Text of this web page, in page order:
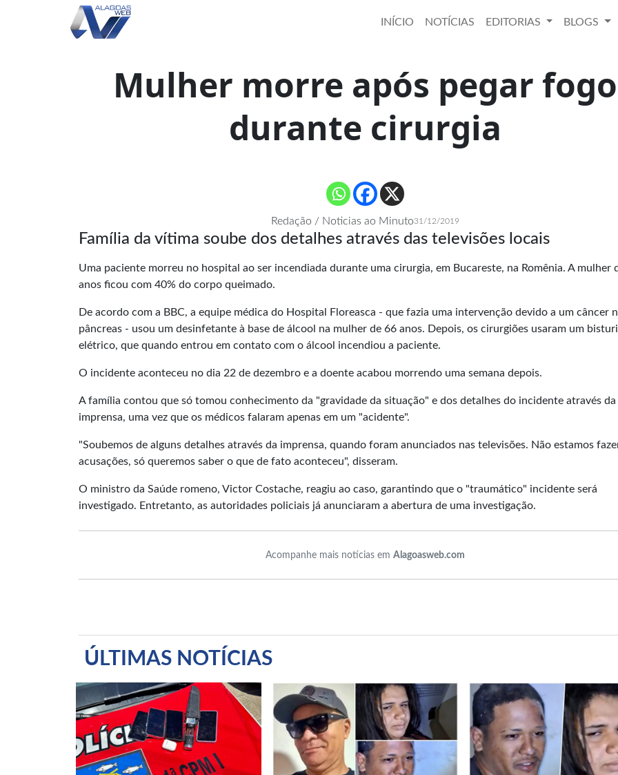
INÍCIO NOTÍCIAS EDITORIAS BLOGS
Mulher morre após pegar fogo
durante cirurgia
Redação / Noticias ao Minuto31/12/2019
Família da vítima soube dos detalhes através das televisões locais
Uma paciente morreu no hospital ao ser incendiada durante uma cirurgia, em Bucareste, na Romênia. A mulher
anos ficou com 40% do corpo queimado.
De acordo com a BBC, a equipe médica do Hospital Floreasca - que fazia uma intervenção devido a um câncer
pâncreas - usou um desinfetante à base de álcool na mulher de 66 anos. Depois, os cirurgiões usaram um bisturi
elétrico, que quando entrou em contato com o álcool incendiou a paciente.
O incidente aconteceu no dia 22 de dezembro e a doente acabou morrendo uma semana depois.
A família contou que só tomou conhecimento da "gravidade da situação" e dos detalhes do incidente através da
imprensa, uma vez que os médicos falaram apenas em um "acidente".
"Soubemos de alguns detalhes através da imprensa, quando foram anunciados nas televisões. Não estamos
acusações, só queremos saber o que de fato aconteceu", disseram.
O ministro da Saúde romeno, Victor Costache, reagiu ao caso, garantindo que o "traumático" incidente será
investigado. Entretanto, as autoridades policiais já anunciaram a abertura de uma investigação.
Acompanhe mais notícias em Alagoasweb.com
ÚLTIMAS NOTÍCIAS